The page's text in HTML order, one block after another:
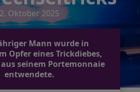
2. Oktober 2025
Mann wurde in
Opfer eines Trickdiebes,
seinem Portemonnaie
entwendete.